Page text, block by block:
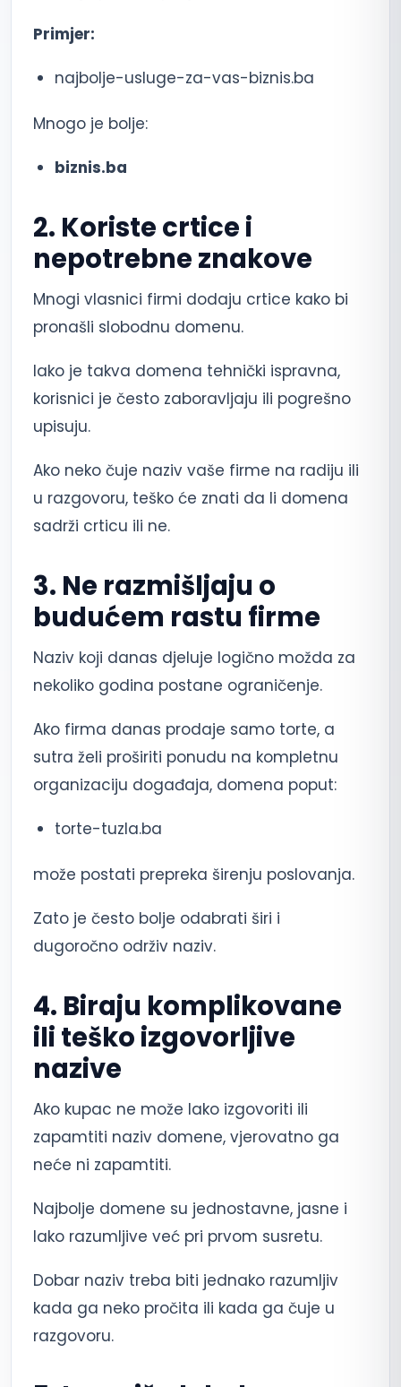
Primjer:
najbolje-usluge-za-vas-biznis.ba
Mnogo je bolje:
biznis.ba
2. Koriste crtice i
nepotrebne znakove
Mnogi vlasnici firmi dodaju crtice kako bi
pronašli slobodnu domenu.
Iako je takva domena tehnički ispravna,
korisnici je često zaboravljaju ili pogrešno
upisuju.
Ako neko čuje naziv vaše firme na radiju ili
u razgovoru, teško će znati da li domena
sadrži crticu ili ne.
3. Ne razmišljaju o
budućem rastu firme
Naziv koji danas djeluje logično možda za
nekoliko godina postane ograničenje.
Ako firma danas prodaje samo torte, a
sutra želi proširiti ponudu na kompletnu
organizaciju događaja, domena poput:
torte-tuzla.ba
može postati prepreka širenju poslovanja.
Zato je često bolje odabrati širi i
dugoročno održiv naziv.
4. Biraju komplikovane
ili teško izgovorljive
nazive
Ako kupac ne može lako izgovoriti ili
zapamtiti naziv domene, vjerovatno ga
neće ni zapamtiti.
Najbolje domene su jednostavne, jasne i
lako razumljive već pri prvom susretu.
Dobar naziv treba biti jednako razumljiv
kada ga neko pročita ili kada ga čuje u
razgovoru.